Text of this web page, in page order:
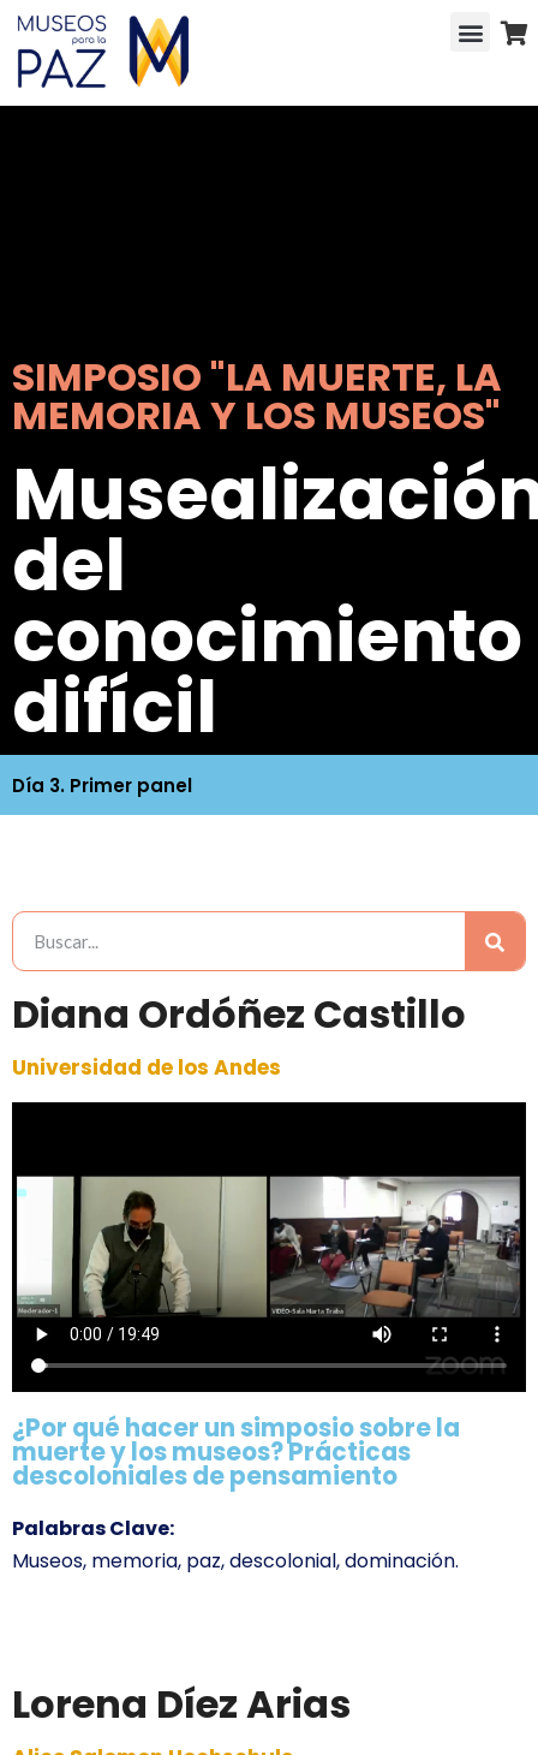
SIMPOSIO "LA MUERTE, LA
MEMORIA Y LOS MUSEOS"
del
conocimiento
difícil
Día 3. Primer panel
Diana Ordóñez Castillo
Universidad de los Andes
¿Por qué hacer un simposio sobre la
muerte y los museos? Prácticas
descoloniales de pensamiento
Palabras Clave:
Museos, memoria, paz, descolonial, dominación.
Lorena Díez Arias